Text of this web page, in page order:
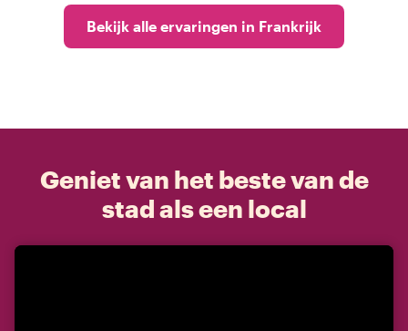
Bekijk alle ervaringen in Frankrijk
Geniet van het beste van de
stad als een local